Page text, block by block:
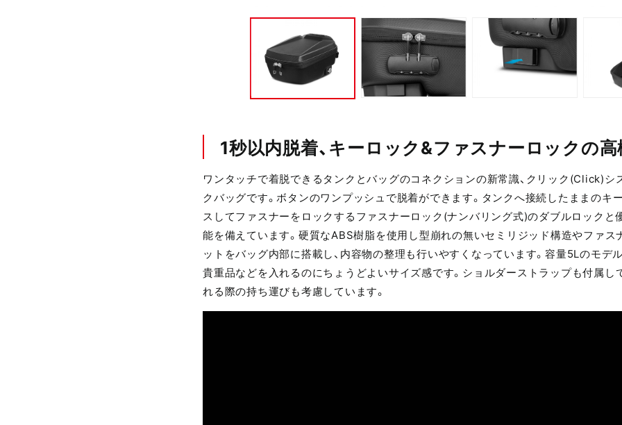
1秒以内脱着、キーロック&ファスナーロックの
ワンタッチで着脱できるタンクとバッグのコネクションの新常識、クリック(Click)シ
クバッグです。ボタンのワンプッシュで脱着ができます。タンクへ接続したままのキ
スしてファスナーをロックするファスナーロック(ナンバリング式)のダブルロックと
能を備えています。硬質なABS樹脂を使用し型崩れの無いセミリジッド構造やファス
ットをバッグ内部に搭載し、内容物の整理も行いやすくなっています。容量5Lのモデ
貴重品などを入れるのにちょうどよいサイズ感です。ショルダーストラップも付属し
れる際の持ち運びも考慮しています。